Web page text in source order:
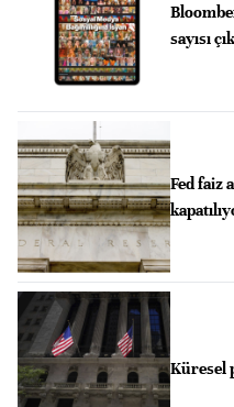
sayısı
Fed faiz
Küresel